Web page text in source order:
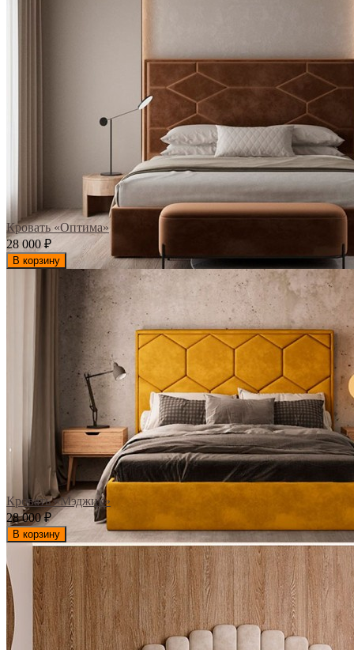
Кровать «Оптима»
28 000 ₽
В корзину
Кровать «Мэджик»
28 000₽
В корзину